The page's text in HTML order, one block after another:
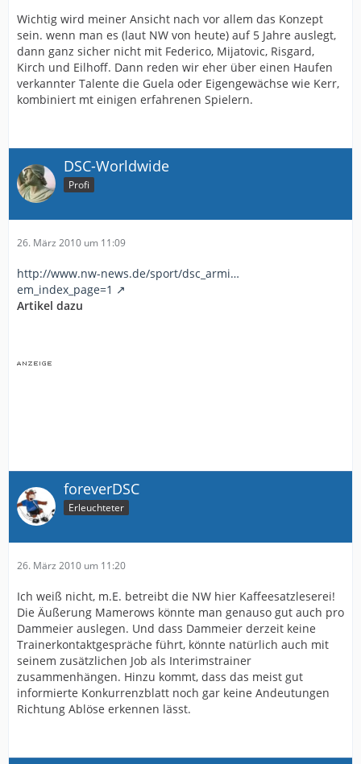
Wichtig wird meiner Ansicht nach vor allem das Konzept
sein. wenn man es (laut NW von heute) auf 5 Jahre auslegt,
dann ganz sicher nicht mit Federico, Mijatovic, Risgard,
Kirch und Eilhoff. Dann reden wir eher über einen Haufen
verkannter Talente die Guela oder Eigengewächse wie Kerr,
kombiniert mt einigen erfahrenen Spielern.
DSC-Worldwide
Profi
26. März 2010 um 11:09
http://www.nw-news.de/sport/dsc_armi…
em_index_page=1
Artikel dazu
foreverDSC
Erleuchteter
26. März 2010 um 11:20
Ich weiß nicht, m.E. betreibt die NW hier Kaffeesatzleserei!
Die Äußerung Mamerows könnte man genauso gut auch pro
Dammeier auslegen. Und dass Dammeier derzeit keine
Trainerkontaktgespräche führt, könnte natürlich auch mit
seinem zusätzlichen Job als Interimstrainer
zusammenhängen. Hinzu kommt, dass das meist gut
informierte Konkurrenzblatt noch gar keine Andeutungen
Richtung Ablöse erkennen lässt.